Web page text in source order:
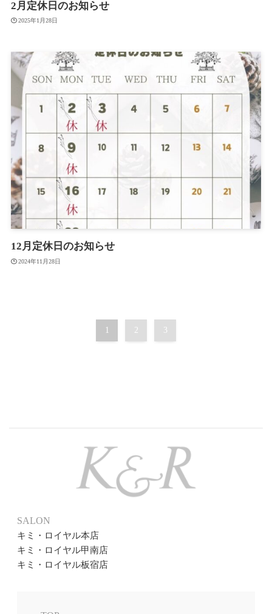
2月定休日のお知らせ
2025年1月28日
12月定休日のお知らせ
2024年11月28日
1 2 3
SALON
キミ・ロイヤル本店
キミ・ロイヤル甲南店
キミ・ロイヤル板宿店